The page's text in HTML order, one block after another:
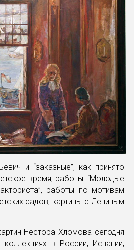
и “заказные”, как принято
время, работы: “Молодые
работы по мотивам
садов, картины с Лениным
Нестора Хломова сегодня
коллекциях в России, Испании,